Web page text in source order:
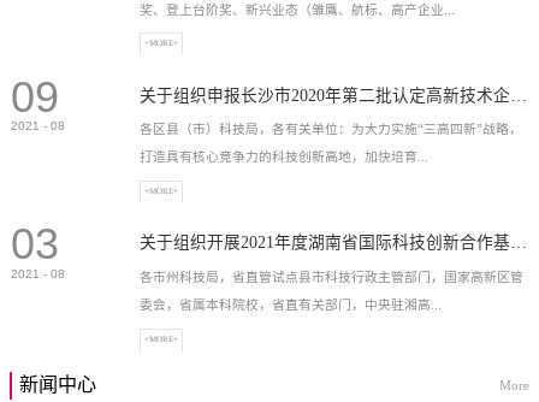
奖、登上台阶奖、新兴业态（雏鹰、航标、高产企业...
）奖等，最高奖励2...
+MORE+
09
2021 - 08
各区县（市）科技局，各有关单位：为大力实施“三高四新”战略，
打造具有核心竞争力的科技创新高地，加快培育...
高新技术企业，充分...
+MORE+
03
2021 - 08
关于组织开展2021年度湖南省国际科技创新合作基地申报工作的通知
各市州科技局，省直管试点县市科技行政主管部门，国家高新区管
委会，省属本科院校，省直有关部门，中央驻湘高...
+MORE+
新闻中心 More